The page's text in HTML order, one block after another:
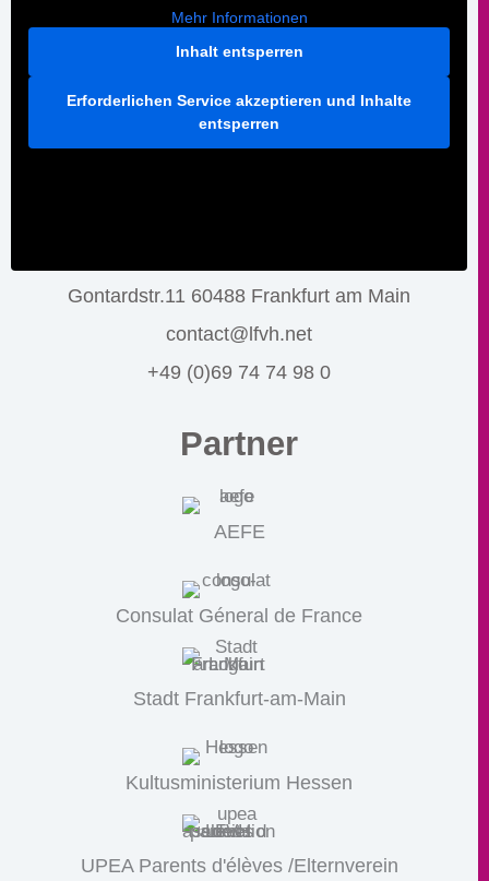
Mehr Informationen
Inhalt entsperren
Erforderlichen Service akzeptieren und Inhalte
entsperren
Gontardstr.11 60488 Frankfurt am Main
contact@lfvh.net
+49 (0)69 74 74 98 0
Partner
AEFE
Consulat Géneral de France
Stadt Frankfurt-am-Main
Kultusministerium Hessen
UPEA Parents d'élèves /Elternverein